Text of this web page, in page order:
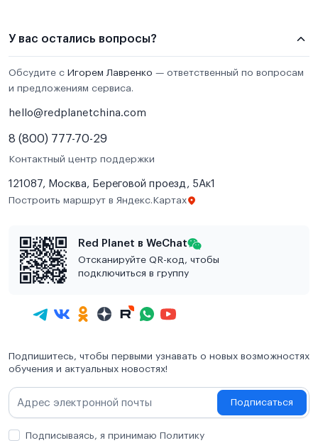
У вас остались вопросы?
Обсудите с Игорем Лавренко — ответственный по вопросам
и предложениям сервиса.
hello@redplanetchina.com
8 (800) 777-70-29
Контактный центр поддержки
121087, Москва, Береговой проезд, 5Ак1
Построить маршрут в Яндекс.Картах
Red Planet в WeChat
Отсканируйте QR-код, чтобы
подключиться в группу
Подпишитесь, чтобы первыми узнавать о новых возможностях
обучения и актуальных новостях!
Подписаться
Подписываясь, я принимаю Политику